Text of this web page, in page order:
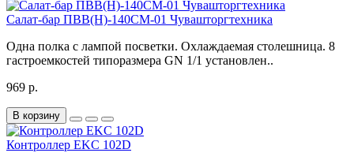
Салат-бар ПВВ(Н)-140СМ-01 Чувашторгтехника
Одна полка с лампой посветки. Охлаждаемая столешница. 8
гастроемкостей типоразмера GN 1/1 установлен..
969 р.
В корзину
Контроллер EKC 102D